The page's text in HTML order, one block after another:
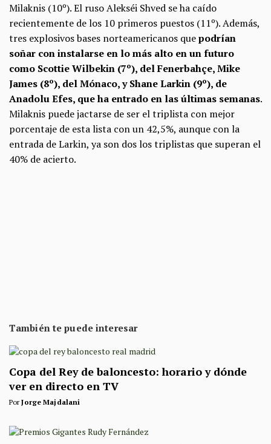
Milaknis (10º). El ruso Alekséi Shved se ha caído
recientemente de los 10 primeros puestos (11º). Además,
tres explosivos bases norteamericanos quepodrían
soñar con instalarse en lo más alto en un futuro
como Scottie Wilbekin (7º), del Fenerbahçe, Mike
James (8º), del Mónaco, y Shane Larkin (9º), de
Anadolu Efes, que ha entrado en las últimas semanas.
Milaknis puede jactarse de ser el triplista con mejor
porcentaje de esta lista con un 42,5%, aunque con la
entrada de Larkin, ya son dos los triplistas que superan el
40% de acierto.
También te puede interesar
Copa del Rey de baloncesto: horario y dónde
ver en directo en TV
PorJorge Majdalani